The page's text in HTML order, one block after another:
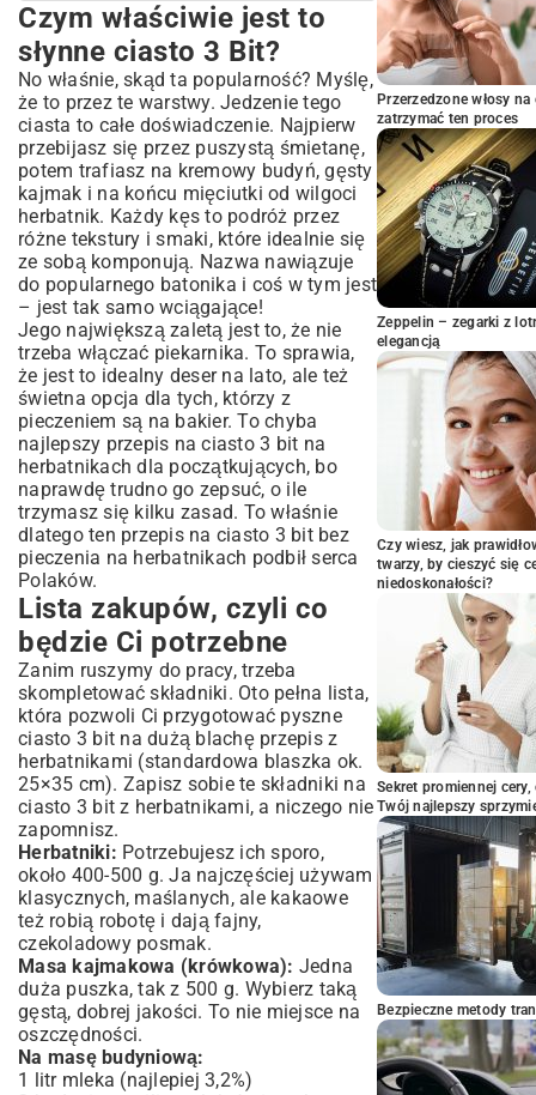
Czym właściwie jest to słynne ciasto 3
Bit?
Lista zakupów, czyli co będzie Ci
potrzebne
No to do dzieła! Jak zrobić ciasto 3 bit
na herbatnikach krok po kroku
Przygotowanie blachy i fundamentów
Warstwa, która uzależnia – kajmak
Serce ciasta – aksamitny krem budyniowy
Puszysta chmurka na wierzch
Finał, czyli chłodzenie i dekoracja
Co zrobić, gdy klasyka Ci się znudzi?
Jak przechować ciasto (jeśli cokolwiek
zostanie)?
To co, skusisz się?
Czym właściwie jest to
słynne ciasto 3 Bit?
No właśnie, skąd ta popularność? Myślę,
że to przez te warstwy. Jedzenie tego
ciasta to całe doświadczenie. Najpierw
przebijasz się przez puszystą śmietanę,
potem trafiasz na kremowy budyń, gęsty
kajmak i na końcu mięciutki od wilgoci
herbatnik. Każdy kęs to podróż przez
różne tekstury i smaki, które idealnie się
ze sobą komponują. Nazwa nawiązuje
do popularnego batonika i coś w tym jest
– jest tak samo wciągające!
Jego największą zaletą jest to, że nie
trzeba włączać piekarnika. To sprawia,
że jest to idealny deser na lato, ale też
świetna opcja dla tych, którzy z
pieczeniem są na bakier. To chyba
najlepszy przepis na ciasto 3 bit na
herbatnikach dla początkujących, bo
naprawdę trudno go zepsuć, o ile
trzymasz się kilku zasad. To właśnie
dlatego ten przepis na ciasto 3 bit bez
pieczenia na herbatnikach podbił serca
Polaków.
Lista zakupów, czyli co
będzie Ci potrzebne
Zanim ruszymy do pracy, trzeba
skompletować składniki. Oto pełna lista,
która pozwoli Ci przygotować pyszne
ciasto 3 bit na dużą blachę przepis z
herbatnikami (standardowa blaszka ok.
25×35 cm). Zapisz sobie te składniki na
ciasto 3 bit z herbatnikami, a niczego nie
zapomnisz.
Herbatniki: Potrzebujesz ich sporo,
około 400-500 g. Ja najczęściej używam
klasycznych, maślanych, ale kakaowe
też robią robotę i dają fajny,
czekoladowy posmak.
Masa kajmakowa (krówkowa): Jedna
duża puszka, tak z 500 g. Wybierz taką
gęstą, dobrej jakości. To nie miejsce na
oszczędności.
Na masę budyniową:
1 litr mleka (najlepiej 3,2%)
Przerzedzone włosy
zatrzymać ten proces
Zeppelin – zegarki z
elegancją
Czy wiesz, jak
twarzy, by cieszyć się
niedoskonałości?
Sekret promiennej
Twój najlepszy
Bezpieczne metody